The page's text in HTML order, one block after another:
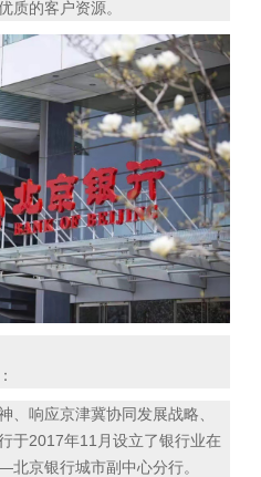
质的客户资源。
响应京津冀协同发展战略、
于2017年11月设立了银行业在
京银行城市副中心分行。